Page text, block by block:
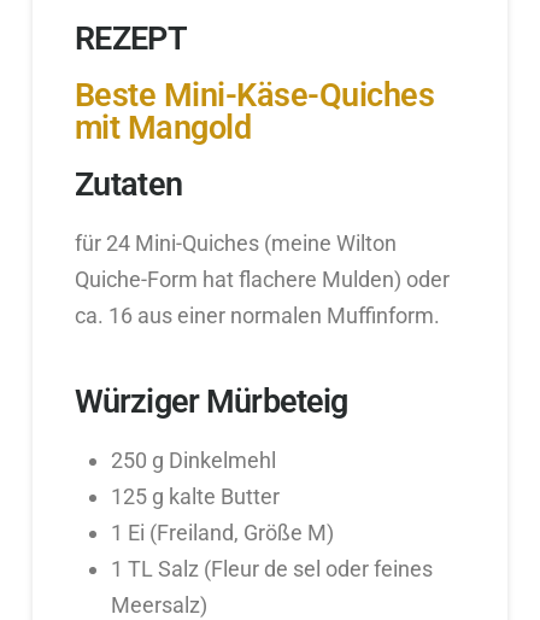
REZEPT
Beste Mini-Käse-Quiches
mit Mangold
Zutaten
für 24 Mini-Quiches (meine Wilton
Quiche-Form hat flachere Mulden) oder
ca. 16 aus einer normalen Muffinform.
Würziger Mürbeteig
250 g Dinkelmehl
125 g kalte Butter
1 Ei (Freiland, Größe M)
1 TL Salz (Fleur de sel oder feines
Meersalz)